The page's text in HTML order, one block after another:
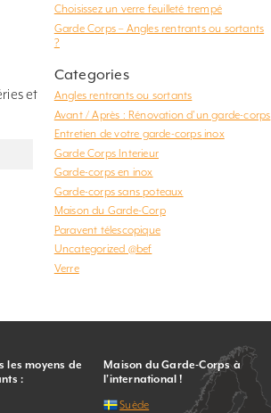
et
Choisissez un verre feuilleté trempé
Garde Corps – Angles rentrants ou sortants
?
Categories
Angles rentrants ou sortants
Avant / Après : Rénovation d'un garde-corps
Entretien de votre garde-corps inox
Garde Corps Interieur
Garde-corps en inox
Garde-corps sans poteaux
Maison du Garde-Corp
Paravent télescopique
Uncategorized @bef
Verre
les moyens de
:
Maison du Garde-Corps à
l’international !
Suède